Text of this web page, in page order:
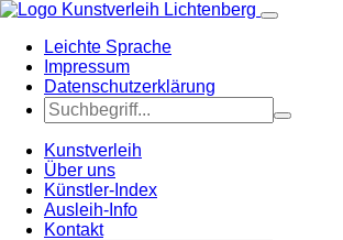
Leichte Sprache
Impressum
Datenschutzerklärung
Kunstverleih
Über uns
Künstler-Index
Ausleih-Info
Kontakt